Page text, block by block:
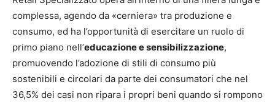
complessa, agendo da «cerniera» tra produzione e
consumo, ed ha l’opportunità di esercitare un ruolo di
primo piano nell’educazione e sensibilizzazione,
promuovendo l’adozione di stili di consumo più
sostenibili e circolari da parte dei consumatori che nel
36,5% dei casi non ripara i propri beni quando si rompono